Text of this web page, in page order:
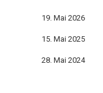
19. Mai 2026
15. Mai 2025
28. Mai 2024